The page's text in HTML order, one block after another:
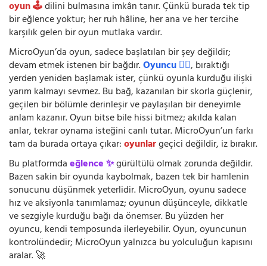
oyun 🕹️dilini bulmasına imkân tanır. Çünkü burada tek tip
bir eğlence yoktur; her ruh hâline, her ana ve her tercihe
karşılık gelen bir oyun mutlaka vardır.
MicroOyun’da oyun, sadece başlatılan bir şey değildir;
devam etmek istenen bir bağdır.Oyuncu 🧍‍♂️, bıraktığı
yerden yeniden başlamak ister, çünkü oyunla kurduğu ilişki
yarım kalmayı sevmez. Bu bağ, kazanılan bir skorla güçlenir,
geçilen bir bölümle derinleşir ve paylaşılan bir deneyimle
anlam kazanır. Oyun bitse bile hissi bitmez; akılda kalan
anlar, tekrar oynama isteğini canlı tutar. MicroOyun’un farkı
tam da burada ortaya çıkar:oyunlargeçici değildir, iz bırakır.
Bu platformdaeğlence ✨gürültülü olmak zorunda değildir.
Bazen sakin bir oyunda kaybolmak, bazen tek bir hamlenin
sonucunu düşünmek yeterlidir. MicroOyun, oyunu sadece
hız ve aksiyonla tanımlamaz; oyunun düşünceyle, dikkatle
ve sezgiyle kurduğu bağı da önemser. Bu yüzden her
oyuncu, kendi temposunda ilerleyebilir. Oyun, oyuncunun
kontrolündedir; MicroOyun yalnızca bu yolculuğun kapısını
aralar. 🚀